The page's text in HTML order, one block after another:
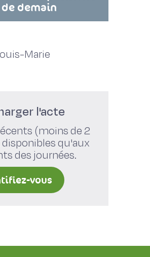
demain
Marie
l'acte
(moins de 2
qu'aux
des journées.
vous